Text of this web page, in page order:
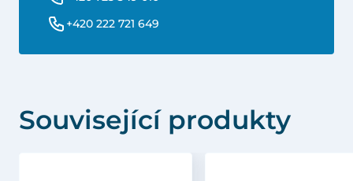
+420 222 721 649
Související produkty